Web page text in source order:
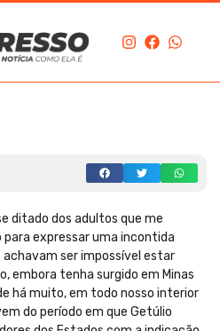
ditado dos adultos que me
expressar uma incontida
achavam ser impossível estar
embora tenha surgido em Minas
há muito, em todo nosso interior
do período em que Getúlio